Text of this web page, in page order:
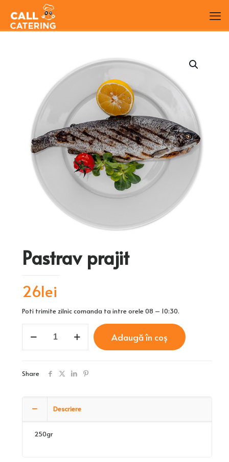
Pastrav prajit
26lei
Poti trimite zilnic comanda ta intre orele 08 – 10:30.
Pastrav
Adaugă în coș
Share
Descriere
250gr